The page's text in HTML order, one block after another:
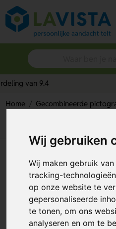
Wij gebruiken
Wij maken gebruik
tracking-
op onze website te
gepersonaliseerde
te tonen, om ons
analyseren en om te
Home
Gecombineerde
Niet Onder Last
(Sticker)
Artikelnummer:116917